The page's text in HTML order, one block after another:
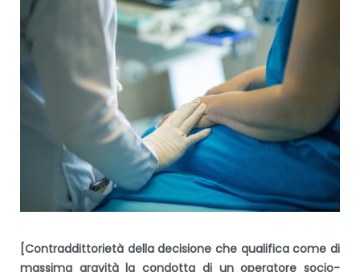
[Contraddittorietà della decisione che qualifica come di
massima gravità la condotta di un operatore socio-